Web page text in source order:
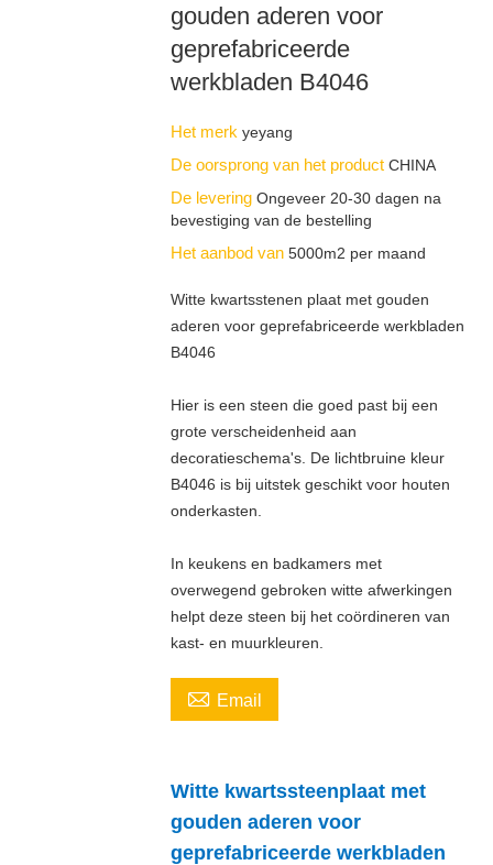
gouden aderen voor
geprefabriceerde
werkbladen B4046
Het merk yeyang
De oorsprong van het product CHINA
De levering Ongeveer 20-30 dagen na
bevestiging van de bestelling
Het aanbod van 5000m2 per maand
Witte kwartsstenen plaat met gouden
aderen voor geprefabriceerde werkbladen
B4046
Hier is een steen die goed past bij een
grote verscheidenheid aan
decoratieschema's. De lichtbruine kleur
B4046 is bij uitstek geschikt voor houten
onderkasten.
In keukens en badkamers met
overwegend gebroken witte afwerkingen
helpt deze steen bij het coördineren van
kast- en muurkleuren.
 Email
Witte kwartssteenplaat met
gouden aderen voor
geprefabriceerde werkbladen